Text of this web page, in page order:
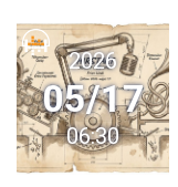
TECH HÍREK
FILM-ZENE-
PLAYLIST
2026
05/17
06:30